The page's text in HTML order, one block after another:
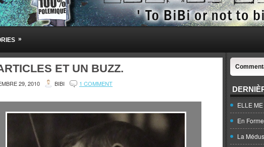
BiBi
sur l'Actualité, la Culture, la Politique, le Sport,. Avec Revue de presse et de
»
ET UN BUZZ.
29, 2010 BIBI 1 COMMENT
ELLE
En
La